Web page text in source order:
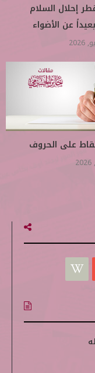
إحلال السلام
عن الأضواء
على الحروف
k